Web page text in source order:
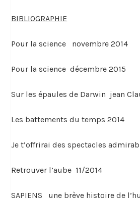
BIBLIOGRAPHIE
Pour la science novembre 2014
Pour la science décembre 2015
Sur les épaules de Darwin jean
Les battements du temps 2014
Je t’offrirai des spectacles
Retrouver l’aube 11/2014
SAPIENS une brève histoire de